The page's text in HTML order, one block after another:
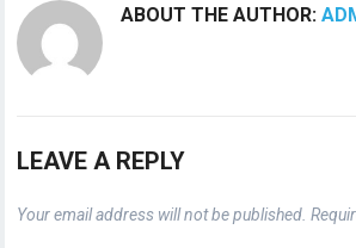
ABOUT THE AUTHOR:
LEAVE A REPLY
Your email address will not be published.